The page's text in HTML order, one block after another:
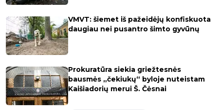
VMVT: šiemet iš pažeidėjų konfiskuota
daugiau nei pusantro šimto gyvūnų
Prokuratūra siekia griežtesnės
bausmės „čekiukų“ byloje nuteistam
Kaišiadorių merui Š. Čėsnai